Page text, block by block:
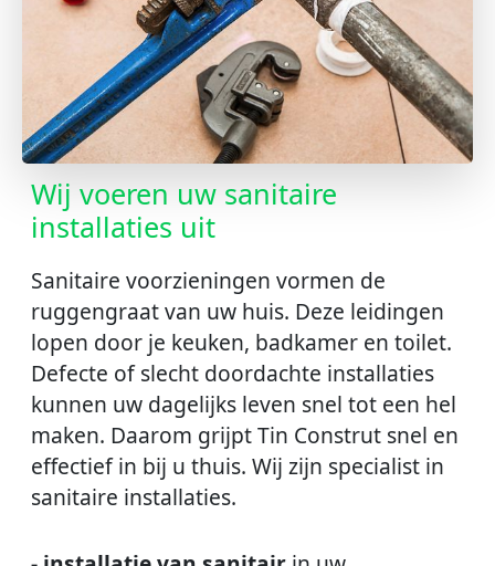
Wij voeren uw sanitaire
installaties uit
Sanitaire voorzieningen vormen de
ruggengraat van uw huis. Deze leidingen
lopen door je keuken, badkamer en toilet.
Defecte of slecht doordachte installaties
kunnen uw dagelijks leven snel tot een hel
maken. Daarom grijpt Tin Construt snel en
effectief in bij u thuis. Wij zijn specialist in
sanitaire installaties.